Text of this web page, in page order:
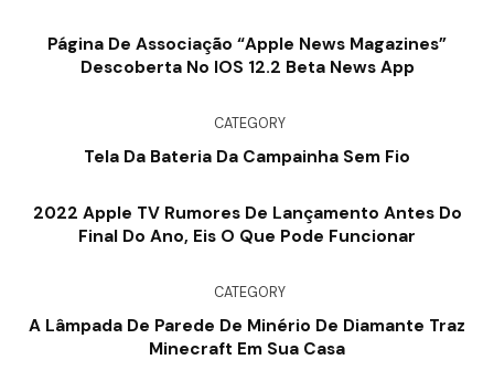
Página De Associação “Apple News Magazines”
Descoberta No IOS 12.2 Beta News App
CATEGORY
Tela Da Bateria Da Campainha Sem Fio
2022 Apple TV Rumores De Lançamento Antes Do
Final Do Ano, Eis O Que Pode Funcionar
CATEGORY
A Lâmpada De Parede De Minério De Diamante Traz
Minecraft Em Sua Casa